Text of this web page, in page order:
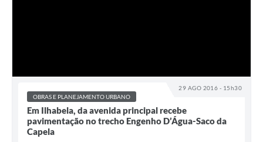
29 AGO 2016 - 15h30
OBRAS E PLANEJAMENTO URBANO
Em Ilhabela, da avenida principal recebe
pavimentação no trecho Engenho D’Água-Saco da
Capela